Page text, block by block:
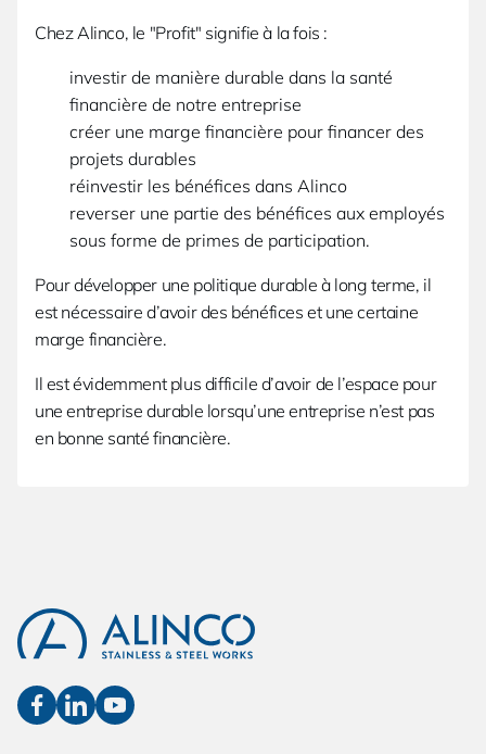
Chez Alinco, le "Profit" signifie à la fois :
investir de manière durable dans la santé
financière de notre entreprise
créer une marge financière pour financer des
projets durables
réinvestir les bénéfices dans Alinco
reverser une partie des bénéfices aux employés
sous forme de primes de participation.
Pour développer une politique durable à long terme, il
est nécessaire d’avoir des bénéfices et une certaine
marge financière.
Il est évidemment plus difficile d’avoir de l’espace pour
une entreprise durable lorsqu’une entreprise n’est pas
en bonne santé financière.